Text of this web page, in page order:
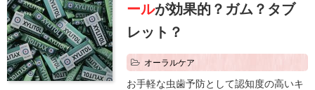
ールが効果的？ガム？タブ
レット？
オーラルケア
お手軽な虫歯予防として認知度の高いキ